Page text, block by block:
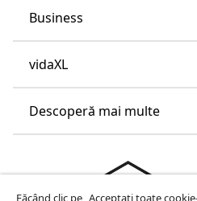
Business
vidaXL
Descoperă mai multe
Făcând clic pe „Acceptați toate